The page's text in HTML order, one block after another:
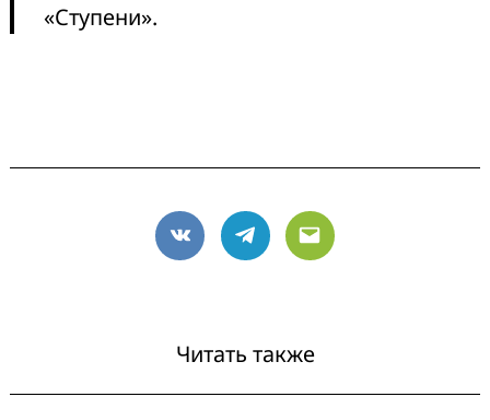
«Ступени».
VK Telegram
Email
Читать также